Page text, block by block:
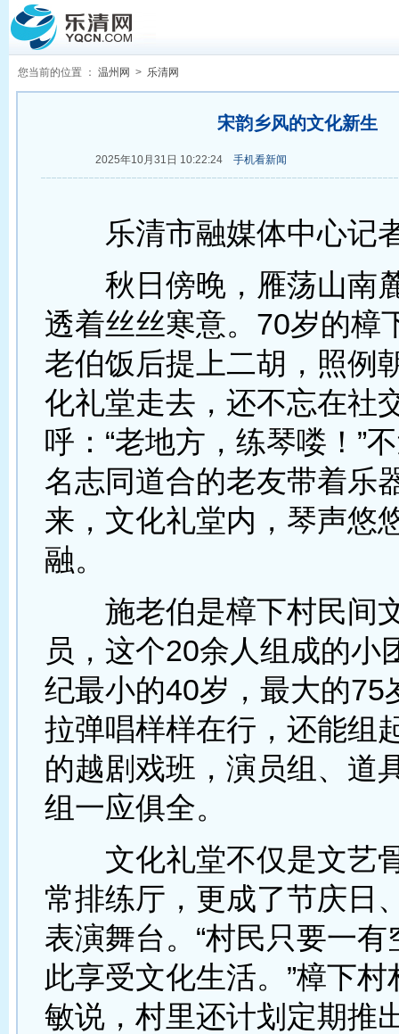
您当前的位置 ： 温州网 > 乐清网
宋韵乡风的文化新生
2025年10月31日 10:22:24 手机看新闻
乐清市融媒体中心记
秋日傍晚，雁荡山南
透着丝丝寒意。70岁的樟
老伯饭后提上二胡，照例
化礼堂走去，还不忘在社
呼：“老地方，练琴喽！”
名志同道合的老友带着乐
来，文化礼堂内，琴声悠
融。
施老伯是樟下村民间
员，这个20余人组成的小
纪最小的40岁，最大的75
拉弹唱样样在行，还能组
的越剧戏班，演员组、道
组一应俱全。
文化礼堂不仅是文艺
常排练厅，更成了节庆日
表演舞台。“村民只要一有
此享受文化生活。”樟下
敏说，村里还计划定期推